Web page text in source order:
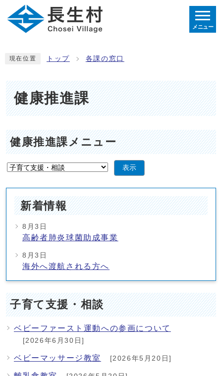
メニュー
現在位置 トップ 各課の窓口
健康推進課
健康推進課メニュー
表示
新着情報
8月3日
高齢者肺炎球菌助成事業
8月3日
海外へ渡航される方へ
子育て支援・相談
ベビーファースト運動への参画について
[2026年6月30日]
ベビーマッサージ教室 [2026年5月20日]